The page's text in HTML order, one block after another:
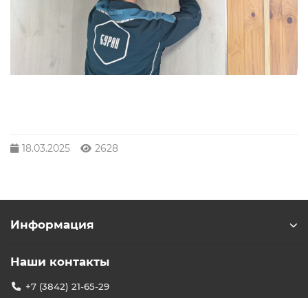
18.03.2025 2628
Информация
Наши контакты
+7 (3842) 21-65-29